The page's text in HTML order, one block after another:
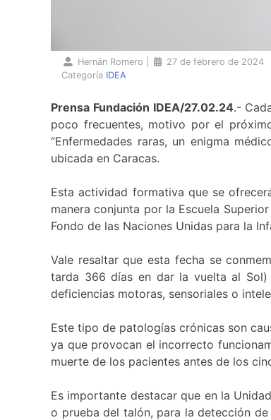
Hernán Romero
27 de febrero de 2024
Categoría IDEA
Prensa Fundación IDEA/27.02.24.-
poco frecuentes, motivo por el
“Enfermedades raras, un enigma
ubicada en Caracas.
Esta actividad formativa que se
manera conjunta por la Escuela
Fondo de las Naciones Unidas para la
Vale resaltar que esta fecha se
tarda 366 días en dar la vuelta al Sol)
deficiencias motoras, sensoriales o
Este tipo de patologías crónicas son
ya que provocan el incorrecto
muerte de los pacientes antes de los
Es importante destacar que en la
o prueba del talón, para la detección